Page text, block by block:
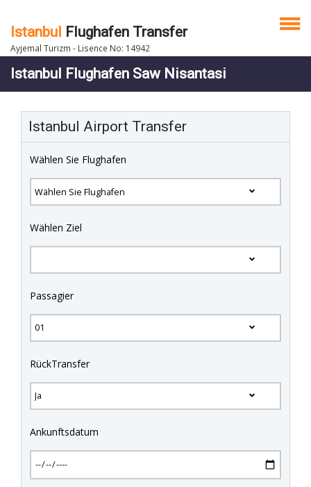
Istanbul Flughafen Transfer
Ayjemal Turizm - Lisence No: 14942
Istanbul Flughafen Saw Nisantasi
Istanbul Airport Transfer
Wählen Sie Flughafen
Wählen Ziel
Passagier
RückTransfer
Ankunftsdatum